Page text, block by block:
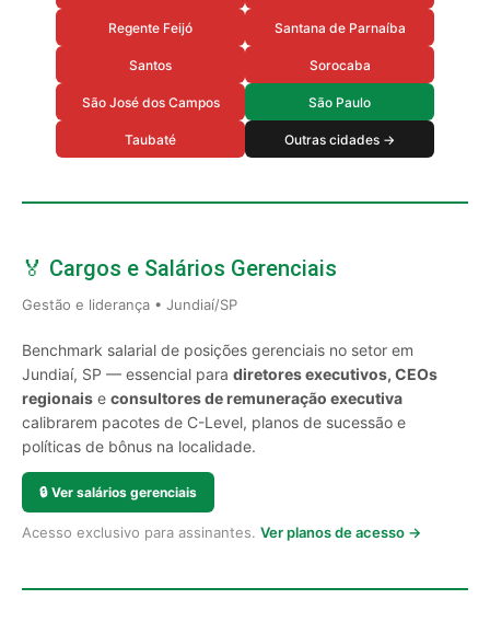
Regente Feijó Santana de Parnaíba
Santos Sorocaba
São José dos Campos São Paulo
Taubaté Outras cidades →
🏅 Cargos e Salários Gerenciais
Gestão e liderança • Jundiaí/SP
Benchmark salarial de posições gerenciais no setor em
Jundiaí, SP — essencial para diretores executivos, CEOs
regionais e consultores de remuneração executiva
calibrarem pacotes de C-Level, planos de sucessão e
políticas de bônus na localidade.
🔒 Ver salários gerenciais
Acesso exclusivo para assinantes. Ver planos de acesso →